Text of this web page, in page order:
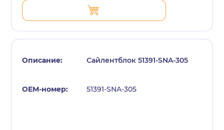
Сайлентблок 51391-SNA-305
51391-SNA-305